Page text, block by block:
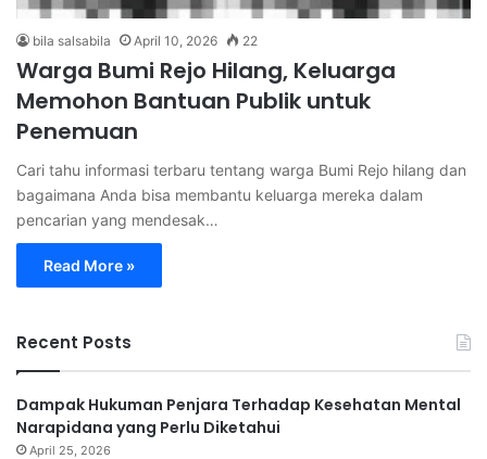
bila salsabila April 10, 2026 22
Warga Bumi Rejo Hilang, Keluarga
Memohon Bantuan Publik untuk
Penemuan
Cari tahu informasi terbaru tentang warga Bumi Rejo hilang dan
bagaimana Anda bisa membantu keluarga mereka dalam
pencarian yang mendesak…
Read More »
Recent Posts
Dampak Hukuman Penjara Terhadap Kesehatan Mental
Narapidana yang Perlu Diketahui
April 25, 2026